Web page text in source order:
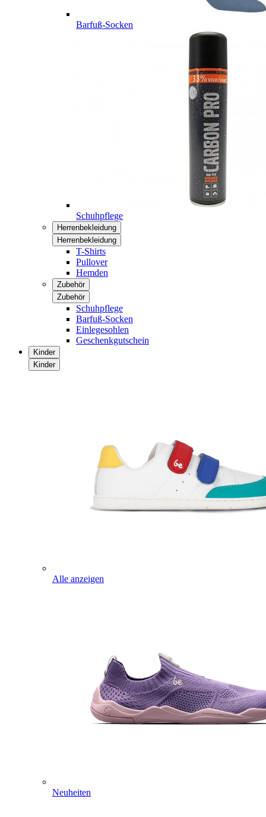
Barfuß-Socken
Schuhpflege
Herrenbekleidung
Herrenbekleidung
T-Shirts
Pullover
Hemden
Zubehör
Zubehör
Schuhpflege
Barfuß-Socken
Einlegesohlen
Geschenkgutschein
Kinder
Kinder
Alle anzeigen
Neuheiten